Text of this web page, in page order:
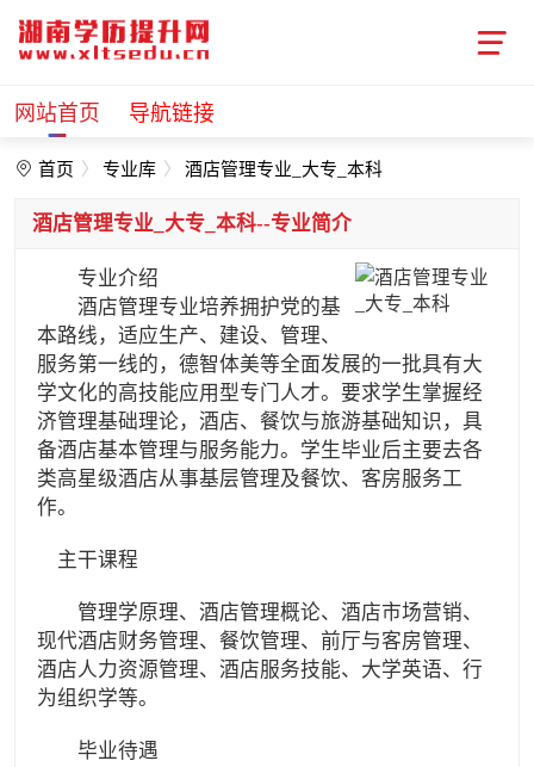
网站首页 导航链接
首页 专业库 酒店管理专业_大专_本科
酒店管理专业_大专_本科--专业简介
专业介绍
酒店管理专业培养拥护党的基
本路线，适应生产、建设、管理、
服务第一线的，德智体美等全面发展的一批具有大
学文化的高技能应用型专门人才。要求学生掌握经
济管理基础理论，酒店、餐饮与旅游基础知识，具
备酒店基本管理与服务能力。学生毕业后主要去各
类高星级酒店从事基层管理及餐饮、客房服务工
作。
主干课程
管理学原理、酒店管理概论、酒店市场营销、
现代酒店财务管理、餐饮管理、前厅与客房管理、
酒店人力资源管理、酒店服务技能、大学英语、行
为组织学等。
毕业待遇